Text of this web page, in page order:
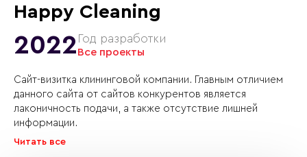
Happy Cleaning
2022 Год разработки
Все проекты
Сайт-визитка клининговой компании. Главным отличием
данного сайта от сайтов конкурентов является
лаконичность подачи, а также отсутствие лишней
информации.
Читать все